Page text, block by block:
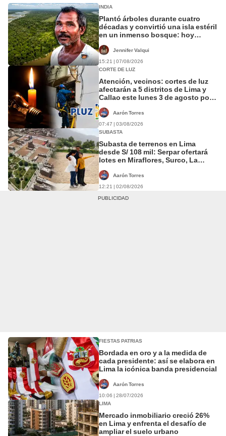
INDIA
Plantó árboles durante cuatro
décadas y convirtió una isla estéril
en un inmenso bosque: hoy
de las Leyendas.
Jennifer Valqui
15:21 | 07/08/2026
CORTE DE LUZ
Atención, vecinos: cortes de luz
afectarán a 5 distritos de Lima y
Callao este lunes 3 de agosto por
Aarón Torres
07:47 | 03/08/2026
SUBASTA
Subasta de terrenos en Lima
desde S/ 108 mil: Serpar ofertará
lotes en Miraflores, Surco, La
Aarón Torres
12:21 | 02/08/2026
FIESTAS PATRIAS
Bordada en oro y a la medida de
cada presidente: así se elabora en
Lima la icónica banda presidencial
Aarón Torres
10:06 | 28/07/2026
LIMA
Mercado inmobiliario creció 26%
en Lima y enfrenta el desafío de
ampliar el suelo urbano